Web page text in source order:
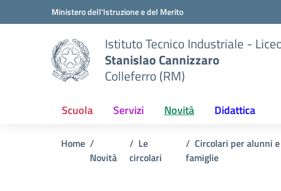
Vai ai contenuti
Vai al menu di navigazioneMinistero dell'Istruzione e del Merito
Istituto Tecnico Industriale -
Stanislao Cannizzaro
Colleferro (RM)
Scuola Servizi Novità Didattica
Home
Novità
Le
circolari
Circolari per alunni e
famiglie